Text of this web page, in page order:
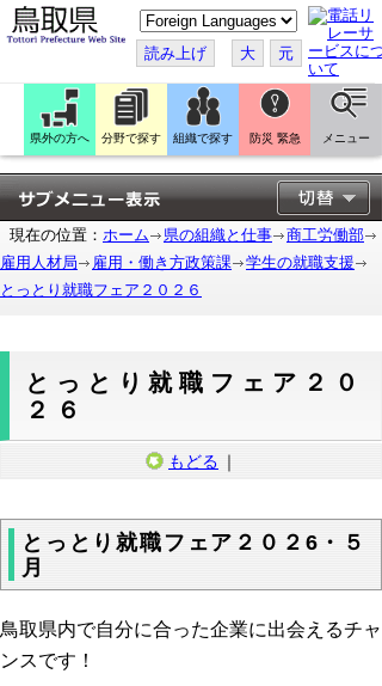
こ
の
ペ
ー
ジ
翻
訳
す
る
読み上げ 大 元
県外の方へ 分野で探す 組織で探す 防災 緊急 メニュー
現在の位置： ホーム 県の組織と仕事
商工労働部
雇用人材局
雇用・働き方政策課
学生の就職支援
とっとり就職フェア２０２６
とっとり就職フェア２０
２６
もどる ｜
とっとり就職フェア２０２6・５
月
鳥取県内で自分に合った企業に出会えるチャ
ンスです！